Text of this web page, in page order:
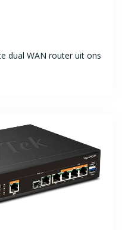
dual WAN router uit ons